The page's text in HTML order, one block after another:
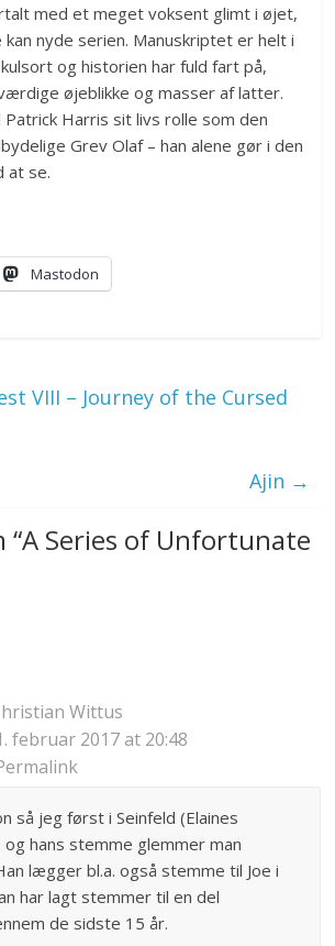
med et meget voksent glimt i øjet,
kan nyde serien. Manuskriptet er helt i
og historien har fuld fart på,
øjeblikke og masser af latter.
Patrick Harris sit livs rolle som den
Grev Olaf – han alene gør i den
at se.
Mastodon
VIII – Journey of the Cursed
Ajin →
“A Series of Unfortunate
Wittus
februar 2017 at 20:48
så jeg først i Seinfeld (Elaines
hans stemme glemmer man
lægger bl.a. også stemme til Joe i
har lagt stemmer til en del
de sidste 15 år.